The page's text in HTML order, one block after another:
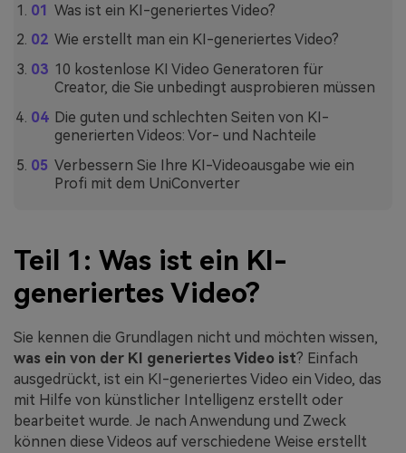
Was ist ein KI-generiertes Video?
Wie erstellt man ein KI-generiertes Video?
10 kostenlose KI Video Generatoren für
Creator, die Sie unbedingt ausprobieren müssen
Die guten und schlechten Seiten von KI-
generierten Videos: Vor- und Nachteile
Verbessern Sie Ihre KI-Videoausgabe wie ein
Profi mit dem UniConverter
Teil 1: Was ist ein KI-
generiertes Video?
Sie kennen die Grundlagen nicht und möchten wissen,
was ein von der KI generiertes Video ist? Einfach
ausgedrückt, ist ein KI-generiertes Video ein Video, das
mit Hilfe von künstlicher Intelligenz erstellt oder
bearbeitet wurde. Je nach Anwendung und Zweck
können diese Videos auf verschiedene Weise erstellt